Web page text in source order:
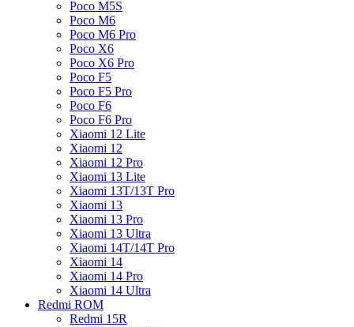
Poco M5S
Poco M6
Poco M6 Pro
Poco X6
Poco X6 Pro
Poco F5
Poco F5 Pro
Poco F6
Poco F6 Pro
Xiaomi 12 Lite
Xiaomi 12
Xiaomi 12 Pro
Xiaomi 13 Lite
Xiaomi 13T/13T Pro
Xiaomi 13
Xiaomi 13 Pro
Xiaomi 13 Ultra
Xiaomi 14T/14T Pro
Xiaomi 14
Xiaomi 14 Pro
Xiaomi 14 Ultra
Redmi ROM
Redmi 15R